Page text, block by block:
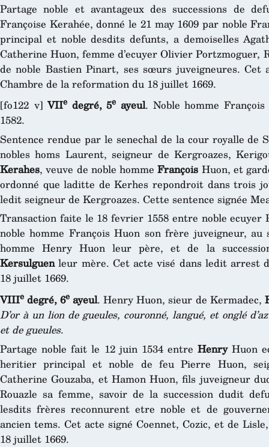
Partage noble et avantageux des successions de
Françoise Kerahée, donné le 21 may 1609 par noble
principal et noble desdits defunts, a demoiselles
Catherine Huon, femme d’ecuyer Olivier Portzmoguer,
de noble Bastien Pinart, ses sœurs juveigneures.
Chambre de la reformation du 18 juillet 1669.
[fo122 v]VIIe degré, 5e ayeul. Noble homme
1582.
Sentence rendue par le senechal de la cour royalle de
nobles homs Laurent, seigneur de Kergroazes,
Kerahes, veuve de noble hommeFrançois Huon, et
ordonné que laditte de Kerhes repondroit dans trois
ledit seigneur de Kergroazes. Cette sentence signée
Transaction faite le 18 fevrier 1558 entre noble
noble homme François Huon son frère juveigneur,
homme Henry Huon leur père, et de la
Kersulguenleur mère. Cet acte visé dans ledit arrest
18 juillet 1669.
VIIIe degré, 6e ayeul. Henry Huon, sieur de Kermadec,
D’or à un lion de gueules, couronné, langué, et onglé
et de gueules.
Partage noble fait le 12 juin 1534 entreHenryHuon
heritier principal et noble de feu Pierre Huon,
Catherine Gouzaba, et Hamon Huon, fils juveigneur
Rouazle sa femme, savoir de la succession dudit
lesdits frères reconnurent etre noble et de
ancien tems. Cet acte signé Coennet, Cozic, et de
18 juillet 1669.